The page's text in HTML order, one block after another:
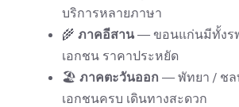
บริการหลายภาษา
🌾 ภาคอีสาน— ขอนแก่นมีทั้งร
เอกชน ราคาประหยัด
🏖 ภาคตะวันออก — พัทยา / ช
เอกชนครบ เดินทางสะดวก